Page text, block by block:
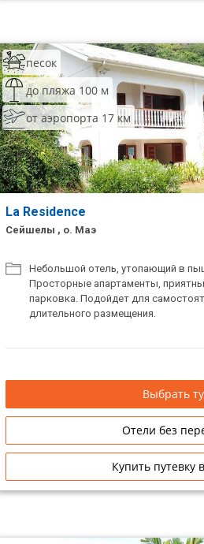
песок
до пляжа 100 м
от аэропорта 17 км
La Residence
Сейшелы , о. Маэ
Небольшой отель, утопающий в
Просторные апартаменты,
парковка. Подойдет для
длительного размещения.
Выбрать
Отели без
Купить путевку